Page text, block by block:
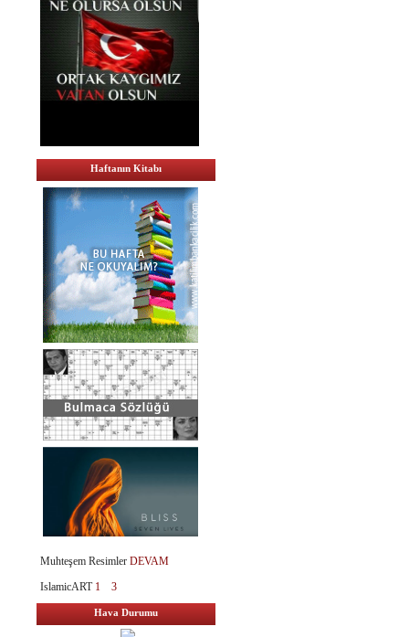
Haftanın Kitabı
Muhteşem Resimler DEVAM
IslamicART 1 3
Hava Durumu